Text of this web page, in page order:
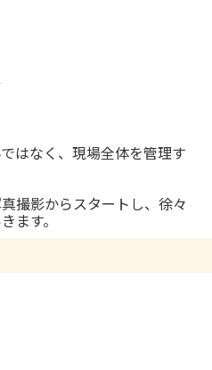
はなく、現場全体を管理す
撮影からスタートし、徐々
ます。